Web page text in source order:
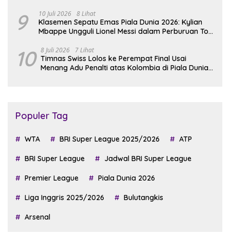
9 10 Juli 2026 8 Lihat
Klasemen Sepatu Emas Piala Dunia 2026: Kylian
Mbappe Ungguli Lionel Messi dalam Perburuan Top
10 8 Juli 2026 7 Lihat
Timnas Swiss Lolos ke Perempat Final Usai
Menang Adu Penalti atas Kolombia di Piala Dunia
Populer Tag
WTA BRI Super League 2025/2026 ATP
BRI Super League Jadwal BRI Super League
Premier League Piala Dunia 2026
Liga Inggris 2025/2026 Bulutangkis
Arsenal